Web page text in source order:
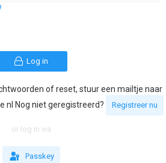
Log in
of reset, stuur een mailtje naar
nl Nog niet geregistreerd?
Registreer nu
or log in via
Passkey